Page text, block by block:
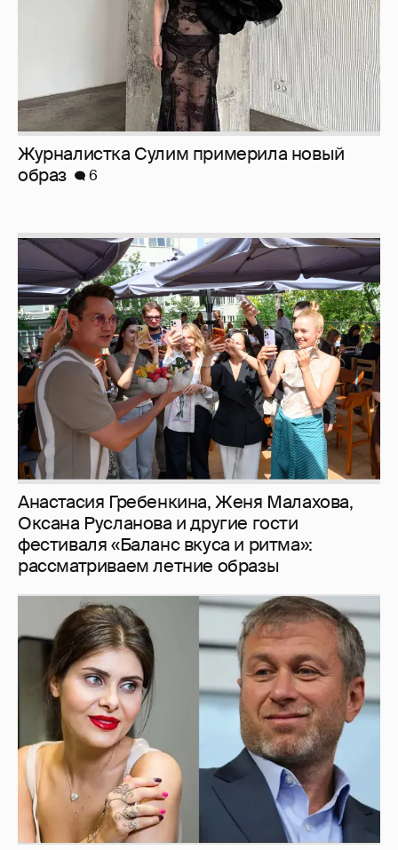
Журналистка Сулим примерила новый
образ
6
Анастасия Гребенкина, Женя Малахова,
Оксана Русланова и другие гости
фестиваля «Баланс вкуса и ритма»:
рассматриваем летние образы